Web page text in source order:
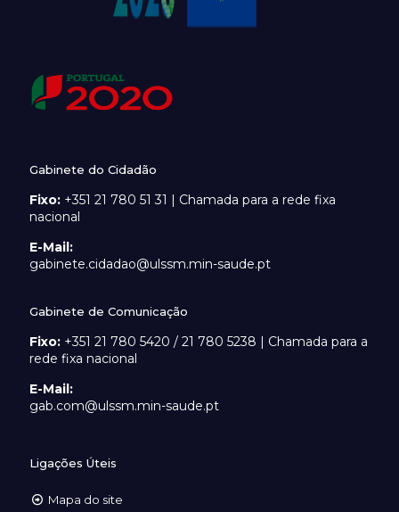
Gabinete do Cidadão
Fixo: +351 21 780 51 31 | Chamada para a rede fixa
nacional
E-Mail:
gabinete.cidadao@ulssm.min-saude.pt
Gabinete de Comunicação
Fixo: +351 21 780 5420 / 21 780 5238 | Chamada para a
rede fixa nacional
E-Mail:
gab.com@ulssm.min-saude.pt
Ligações Úteis
Mapa do site